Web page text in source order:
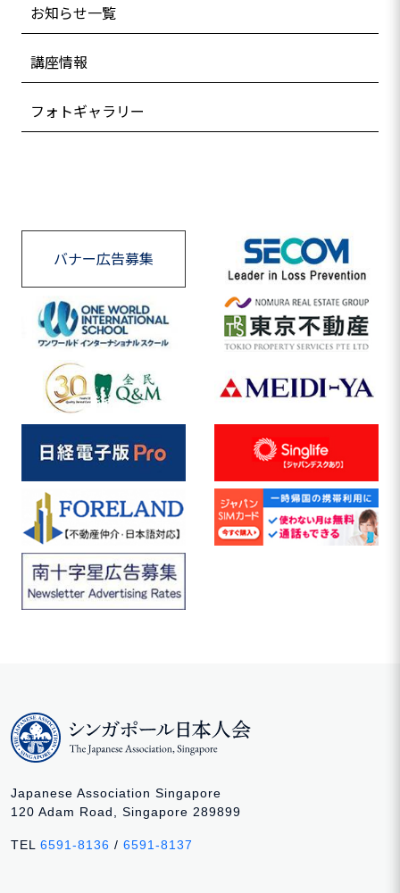
お知らせ一覧
講座情報
フォトギャラリー
バナー広告募集
Japanese Association Singapore
120 Adam Road, Singapore 289899
TEL 6591-8136 / 6591-8137